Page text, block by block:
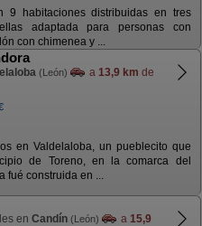
9 habitaciones distribuidas en tres
adaptada para personas con
con chimenea y ...
(León) a 13,9 km de
en Valdelaloba, un pueblecito que
de Toreno, en la comarca del
fué construida en ...
en Candín (León) a 15,9